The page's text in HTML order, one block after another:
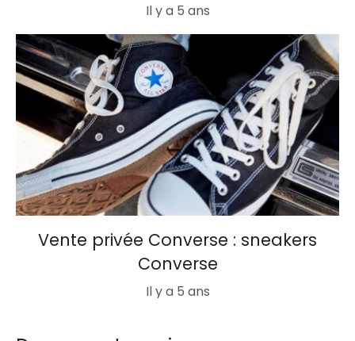
Il y a 5 ans
Vente privée Converse : sneakers
Converse
Il y a 5 ans